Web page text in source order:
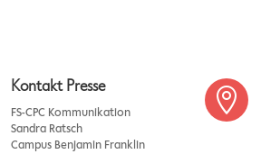
Kontakt Presse
FS-CPC Kommunikation
Sandra Ratsch
Campus Benjamin Franklin
